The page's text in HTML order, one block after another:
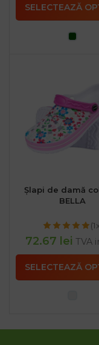
SELECTEAZĂ
Șlapi de damă
BELLA
72.67 lei TVA
SELECTEAZĂ